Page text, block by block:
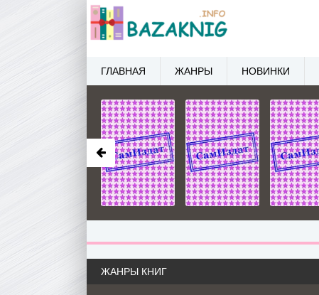
ЖАНРЫ КНИГ
ГЛАВНАЯ ЖАНРЫ НОВИНКИ